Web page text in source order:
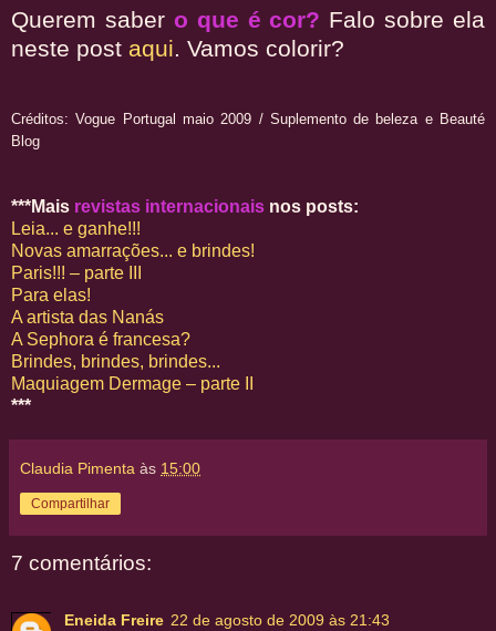
Querem saber o que é cor? Falo sobre ela
neste post aqui. Vamos colorir?
Créditos: Vogue Portugal maio 2009 / Suplemento de beleza e Beauté
Blog
***Mais revistas internacionais nos posts:
Leia... e ganhe!!!
Novas amarrações... e brindes!
Paris!!! – parte III
Para elas!
A artista das Nanás
A Sephora é francesa?
Brindes, brindes, brindes...
Maquiagem Dermage – parte II
***
Claudia Pimenta às 15:00
Compartilhar
7 comentários:
Eneida Freire 22 de agosto de 2009 às 21:43